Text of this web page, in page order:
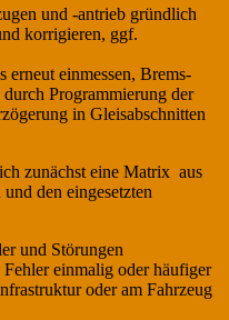
und -antrieb gründlich
korrigieren, ggf.
erneut einmessen, Brems-
Programmierung der
in Gleisabschnitten
zunächst eine Matrix aus
den eingesetzten
und Störungen
einmalig oder häufiger
oder am Fahrzeug